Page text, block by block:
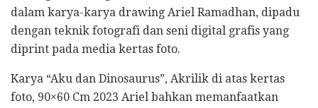
dalam karya-karya drawing Ariel Ramadhan, dipadu
dengan teknik fotografi dan seni digital grafis yang
diprint pada media kertas foto.
Karya “Aku dan Dinosaurus”, Akrilik di atas kertas
foto, 90×60 Cm 2023 Ariel bahkan memanfaatkan